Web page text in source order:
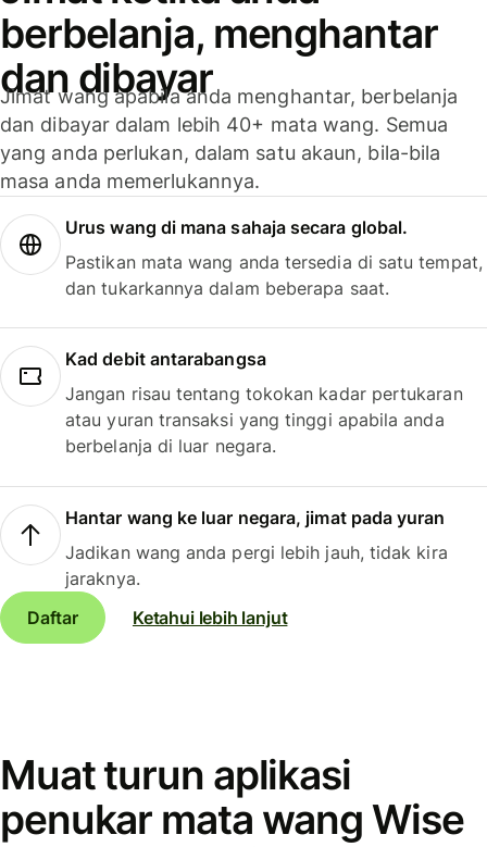
berbelanja, menghantar
dan dibayar
Jimat wang apabila anda menghantar, berbelanja
dan dibayar dalam lebih 40+ mata wang. Semua
yang anda perlukan, dalam satu akaun, bila-bila
masa anda memerlukannya.
Urus wang di mana sahaja secara global.
Pastikan mata wang anda tersedia di satu tempat,
dan tukarkannya dalam beberapa saat.
Kad debit antarabangsa
Jangan risau tentang tokokan kadar pertukaran
atau yuran transaksi yang tinggi apabila anda
berbelanja di luar negara.
Hantar wang ke luar negara, jimat pada yuran
Jadikan wang anda pergi lebih jauh, tidak kira
jaraknya.
Daftar
Ketahui lebih lanjut
Muat turun aplikasi
penukar mata wang Wise